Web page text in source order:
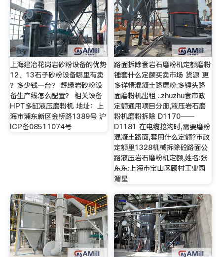
上海建冶花岗岩砂粉设备的优势
12、13石子砂粉设备哪里有卖
？多少钱一台？ 辉绿岩砂粉设
备生产线怎么配置？ 相关设备
HPT多缸液压磨粉机 地址：上
海市浦东新区金桥路1389号 沪
ICP备08511074号
路面拆除套岩石磨粉机定额磨粉
锤套什么定额买卖市场 货源 更
多详情混凝土路磨粉:多锤头路
面磨粉机出租 ..zhuzhu套市政
定额通用项目分册,液压岩石磨
粉机磨粉拆除 D1170——
D1181 在电缆挖沟时,需要磨粉
混凝土路面,套用什么定额?市政
定额里1328机械拆除砼路面公
路液压岩石磨粉机定额,姓名:张
东东:上海市宝山区顾村工业园
湄星